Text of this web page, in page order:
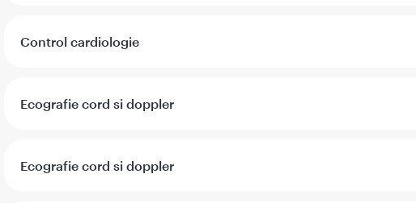
Control cardiologie
Ecografie cord si doppler
Ecografie cord si doppler